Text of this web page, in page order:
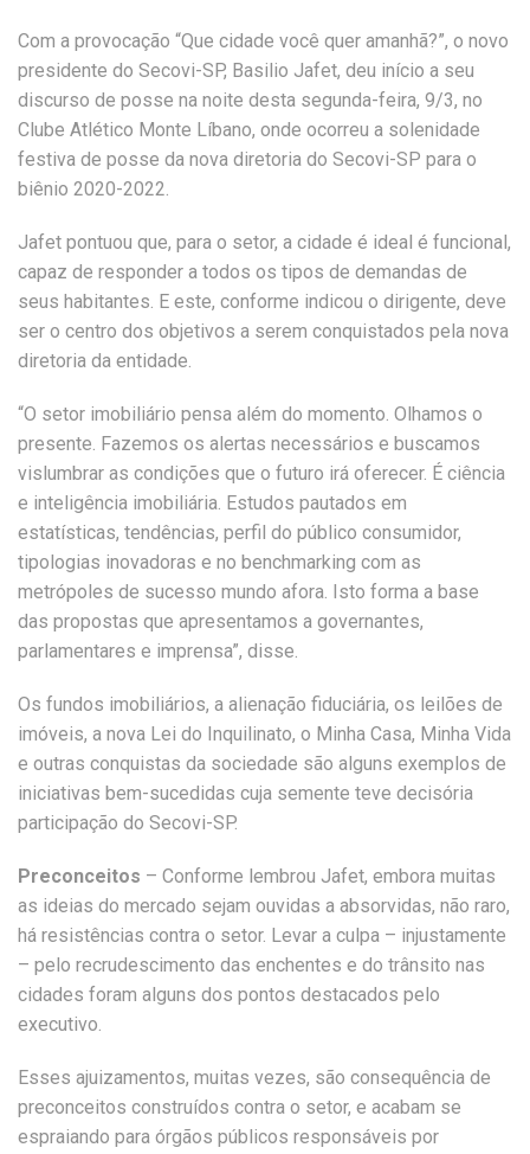
Com a provocação “Que cidade você quer amanhã?”, o novo
presidente do Secovi-SP, Basilio Jafet, deu início a seu
discurso de posse na noite desta segunda-feira, 9/3, no
Clube Atlético Monte Líbano, onde ocorreu a solenidade
festiva de posse da nova diretoria do Secovi-SP para o
biênio 2020-2022.
Jafet pontuou que, para o setor, a cidade é ideal é funcional,
capaz de responder a todos os tipos de demandas de
seus habitantes. E este, conforme indicou o dirigente, deve
ser o centro dos objetivos a serem conquistados pela nova
diretoria da entidade.
“O setor imobiliário pensa além do momento. Olhamos o
presente. Fazemos os alertas necessários e buscamos
vislumbrar as condições que o futuro irá oferecer. É ciência
e inteligência imobiliária. Estudos pautados em
estatísticas, tendências, perfil do público consumidor,
tipologias inovadoras e no benchmarking com as
metrópoles de sucesso mundo afora. Isto forma a base
das propostas que apresentamos a governantes,
parlamentares e imprensa”, disse.
Os fundos imobiliários, a alienação fiduciária, os leilões de
imóveis, a nova Lei do Inquilinato, o Minha Casa, Minha Vida
e outras conquistas da sociedade são alguns exemplos de
iniciativas bem-sucedidas cuja semente teve decisória
participação do Secovi-SP.
Preconceitos – Conforme lembrou Jafet, embora muitas
as ideias do mercado sejam ouvidas a absorvidas, não raro,
há resistências contra o setor. Levar a culpa – injustamente
– pelo recrudescimento das enchentes e do trânsito nas
cidades foram alguns dos pontos destacados pelo
executivo.
Esses ajuizamentos, muitas vezes, são consequência de
preconceitos construídos contra o setor, e acabam se
espraiando para órgãos públicos responsáveis por